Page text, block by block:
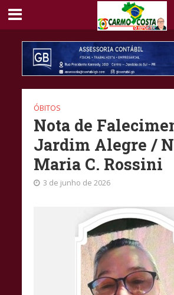
ÓBITOS
Nota de
Jardim Alegre /
Maria C. Rossini
3 de junho de 2026